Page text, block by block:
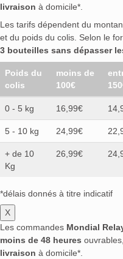
livraison à domicile*.
Les tarifs dépendent du
et du poids du colis. Selon le
3 bouteilles sans dépasser
Poids du
colis
moins de
100€
0 - 5 kg 16,99€
5 - 10 kg 24,99€
+ de 10
Kg
26,99€
*délais donnés à titre indicatif
X
Les commandes Mondial
moins de 48 heures
livraison à domicile*.